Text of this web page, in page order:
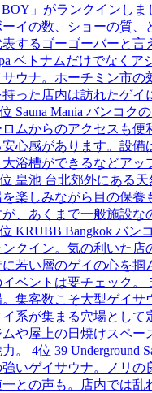
BOY」がランクインし
イの数、ショーの質、
するゴーゴーバーと言
ベトナムだけでなくア
サウナ。ホーチミン市の
った店内は訪れたゲイ
Sauna Mania バンコク
ムからのアクセスも便
安心感があります。設備
浴槽ができるなどアッ
皇池 台北郊外にある
楽しみながら目の保養
、あくまで一般施設な
KRUBB Bangkok バン
クイン。気の利いた店
若い層のゲイの心を掴
ベントは要チェック。
集客数こそ大型ゲイサ
系が集まる穴場として
や屋上の日焼けスペー
。 4位 39 Underground
いゲイサウナ。ノリの
との声も。店内では乱